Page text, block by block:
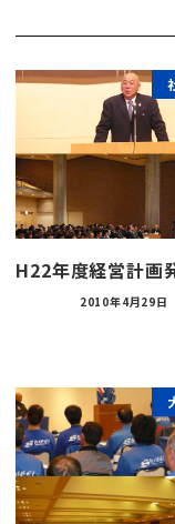
H22年度経営計画
2010年4月29日